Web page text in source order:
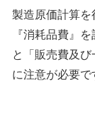
製造原価計算を
『消耗品費』
と「販売費及
に注意が必要で